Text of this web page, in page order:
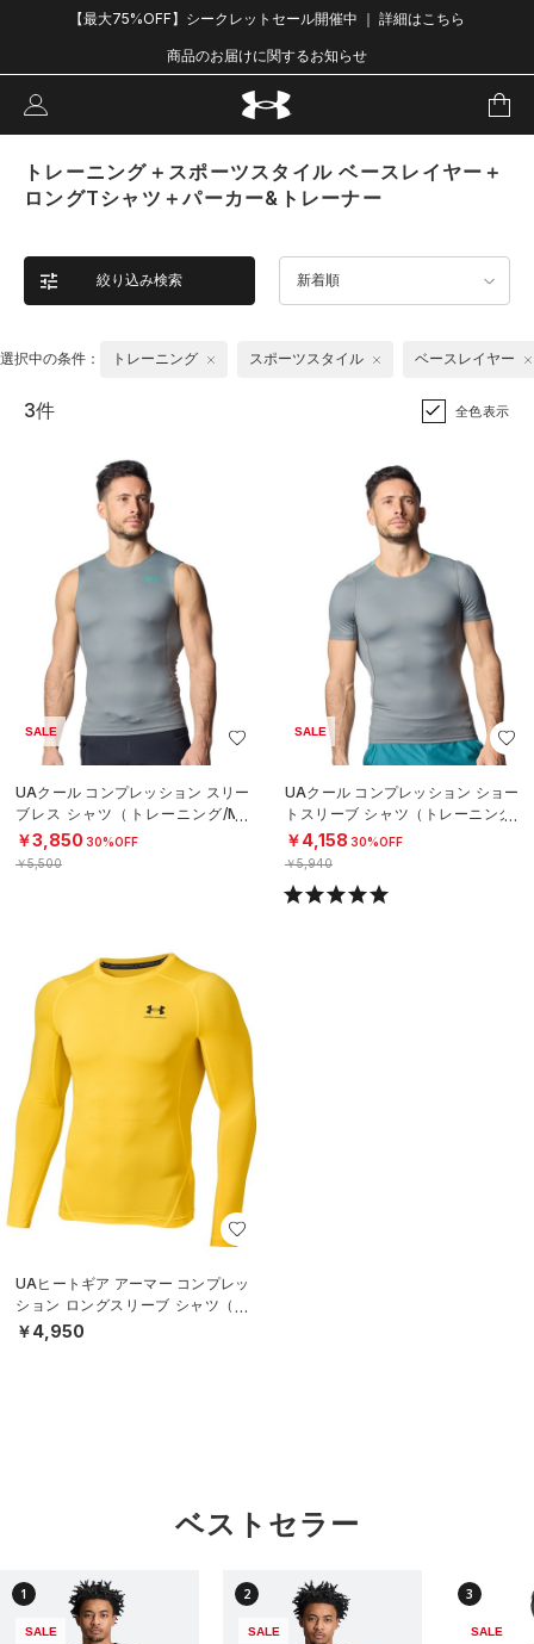
【最大75%OFF】シークレットセール開催中 ｜ 詳細はこちら
商品のお届けに関するお知らせ
トレーニング＋スポーツスタイル ベースレイヤー＋
ロングTシャツ＋パーカー&トレーナー
絞り込み検索 新着順
選択中の条件： トレーニング スポーツスタイル ベースレイヤー
3件 全色表示
SALE
UAクール コンプレッション スリー
ブレス シャツ（トレーニング/ME
N）
￥3,850 30%OFF
￥5,500
SALE
UAクール コンプレッション ショー
トスリーブ シャツ（トレーニング/
MEN）
￥4,158 30%OFF
￥5,940
UAヒートギア アーマー コンプレッ
ション ロングスリーブ シャツ（ト
レーニング/MEN）
￥4,950
ベストセラー
1
SALE
2
SALE
3
SALE